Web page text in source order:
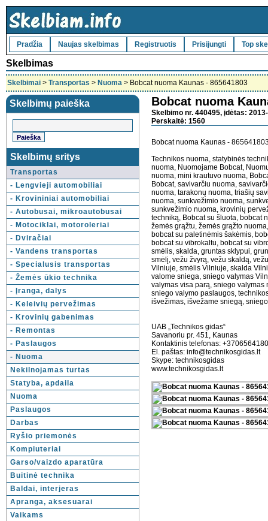
Pradžia Naujas skelbimas Registruotis Prisijungti Top
Skelbimas
Skelbimai > Transportas > Nuoma > Bobcat nuoma Kaunas - 865641803
Skelbimų paieška
Skelbimų sritys
Transportas
- Lengvieji automobiliai
- Krovininiai automobiliai
- Autobusai, mikroautobusai
- Motociklai, motoroleriai
- Dviračiai
- Vandens transportas
- Specialusis transportas
- Žemės ūkio technika
- Įranga, dalys
- Keleivių pervežimas
- Krovinių gabenimas
- Remontas
- Paslaugos
- Nuoma
Nekilnojamas turtas
Statyba, apdaila
Nuoma
Paslaugos
Darbas
Ryšio priemonės
Kompiuteriai
Garso/vaizdo aparatūra
Buitinė technika
Baldai, interjeras
Apranga, aksesuarai
Vaikams
Bobcat nuoma
Skelbimo nr. 440495, įdėtas:
Perskaitė: 1560
Bobcat nuoma Kaunas -
Technikos nuoma, statybinės
nuoma, Nuomojame Bobcat,
nuoma, mini krautuvo nuoma,
Bobcat, savivarčiu nuoma,
nuoma, tarakonų nuoma, triašių
nuoma, sunkvežimio nuoma,
sunkvežimio nuoma, krovinių
techniką, Bobcat su šluota, bobcat
žemės grąžtu, žemės grąžto
bobcat su paletinėmis šakėmis,
bobcat su vibrokaltu, bobcat su
smėlis, skalda, gruntas sklypui,
smėlį, vežu žvyrą, vežu skaldą,
Vilniuje, smėlis Vilniuje, skalda
valome sniega, sniego valymas
valymas visa parą, sniego valymas
sniego valymo paslaugos,
išvežimas, išvežame sniegą,
UAB „Technikos gidas“
Savanoriu pr. 451, Kaunas
Kontaktinis telefonas:
El. paštas: info@technikosgidas.lt
Skype: technikosgidas
www.technikosgidas.lt